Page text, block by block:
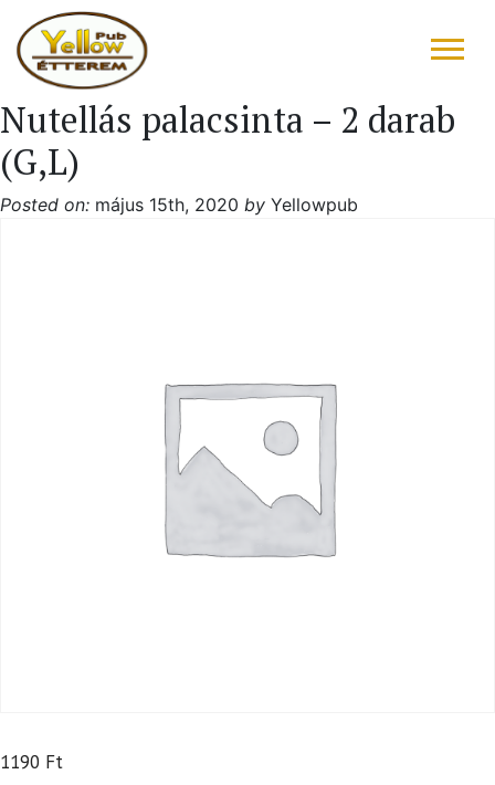
FŐOLDAL
ÉTLAP – ITALLAP
Nutellás palacsinta – 2 darab
(G,L)
Posted on: május 15th, 2020 by Yellowpub
1190 Ft